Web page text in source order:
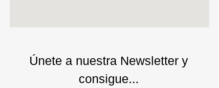
Únete a nuestra Newsletter y
consigue...